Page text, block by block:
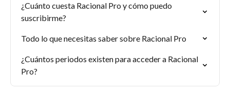
¿Cuánto cuesta Racional Pro y cómo puedo
suscribirme?
Todo lo que necesitas saber sobre Racional Pro
¿Cuántos periodos existen para acceder a Racional
Pro?